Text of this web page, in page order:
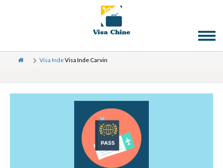
Visa IndeVisa Inde Carvin